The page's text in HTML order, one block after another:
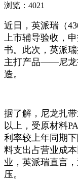
浏览：4021
近日，英派瑞（
上市辅导验收，
书。此次，英派
主打产品——尼龙
造。
据了解，尼龙扎
以上，受原材料
利率较上年同期
料支出占营业成
业，英派瑞直言
压。